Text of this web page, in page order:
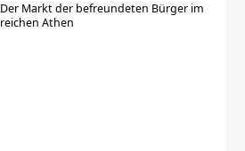
Der Markt der befreundeten Bürger im
reichen Athen